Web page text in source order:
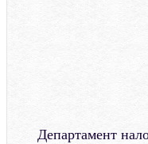
Департамент